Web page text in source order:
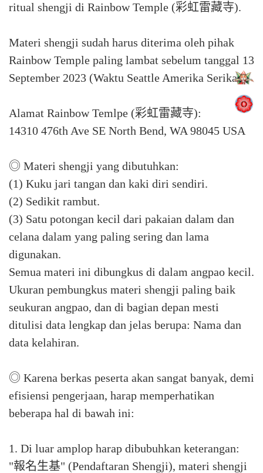
ritual shengji di Rainbow Temple (彩虹雷藏寺).
Materi shengji sudah harus diterima oleh pihak
Rainbow Temple paling lambat sebelum tanggal 13
September 2023 (Waktu Seattle Amerika Serikat).
Alamat Rainbow Temlpe (彩虹雷藏寺):
14310 476th Ave SE North Bend, WA 98045 USA
◎ Materi shengji yang dibutuhkan:
(1) Kuku jari tangan dan kaki diri sendiri.
(2) Sedikit rambut.
(3) Satu potongan kecil dari pakaian dalam dan
celana dalam yang paling sering dan lama
digunakan.
Semua materi ini dibungkus di dalam angpao kecil.
Ukuran pembungkus materi shengji paling baik
seukuran angpao, dan di bagian depan mesti
ditulisi data lengkap dan jelas berupa: Nama dan
data kelahiran.
◎ Karena berkas peserta akan sangat banyak, demi
efisiensi pengerjaan, harap memperhatikan
beberapa hal di bawah ini:
1. Di luar amplop harap dibubuhkan keterangan:
"報名生基" (Pendaftaran Shengji), materi shengji